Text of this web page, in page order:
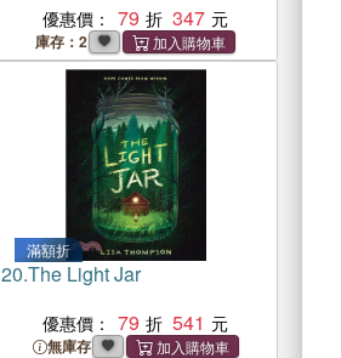
優惠價： 79 347
庫存：2
滿額折
20.The Light Jar
優惠價： 79 541
無庫存